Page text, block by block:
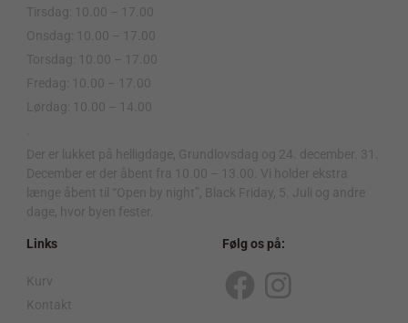
Tirsdag: 10.00 – 17.00
Onsdag: 10.00 – 17.00
Torsdag: 10.00 – 17.00
Fredag: 10.00 – 17.00
Lørdag: 10.00 – 14.00
Der er lukket på helligdage, Grundlovsdag og 24. december. 31.
December er der åbent fra 10.00 – 13.00. Vi holder ekstra
længe åbent til “Open by night”, Black Friday, 5. Juli og andre
dage, hvor byen fester.
Links
Kurv
Kontakt
Følg os på:
F
I